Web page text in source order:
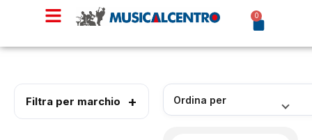
0
Filtra per marchio